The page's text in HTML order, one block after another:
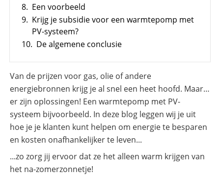
commerciële
opslag
Noodstroomvoorziening
met
een
batterij
ADS-
TEC
Energy
commerciële
opslag:
oplossingen
voor
grootschalige
8. Een voorbeeld
9. Krijg je subsidie voor een warmtepomp met
PV-systeem?
10. De algemene conclusie
Van de prijzen voor gas, olie of andere
energiebronnen krijg je al snel een heet hoofd. Maar…
er zijn oplossingen! Een warmtepomp met PV-
systeem bijvoorbeeld. In deze blog leggen wij je uit
hoe je je klanten kunt helpen om energie te besparen
en kosten onafhankelijker te leven...
...zo zorg jij ervoor dat ze het alleen warm krijgen van
het na-zomerzonnetje!